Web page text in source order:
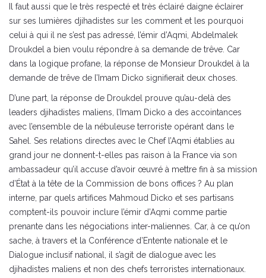
Il faut aussi que le très respecté et très éclairé daigne éclairer
sur ses lumières djihadistes sur les comment et les pourquoi
celui à qui il ne s’est pas adressé, l’émir d’Aqmi, Abdelmalek
Droukdel a bien voulu répondre à sa demande de trêve. Car
dans la logique profane, la réponse de Monsieur Droukdel à la
demande de trêve de l’Imam Dicko signifierait deux choses.
D’une part, la réponse de Droukdel prouve qu’au-delà des
leaders djihadistes maliens, l’Imam Dicko a des accointances
avec l’ensemble de la nébuleuse terroriste opérant dans le
Sahel. Ses relations directes avec le Chef l’Aqmi établies au
grand jour ne donnent-t-elles pas raison à la France via son
ambassadeur qu’il accuse d’avoir œuvré à mettre fin à sa mission
d’État à la tête de la Commission de bons offices ? Au plan
interne, par quels artifices Mahmoud Dicko et ses partisans
comptent-ils pouvoir inclure l’émir d’Aqmi comme partie
prenante dans les négociations inter-maliennes. Car, à ce qu’on
sache, à travers et la Conférence d’Entente nationale et le
Dialogue inclusif national, il s’agit de dialogue avec les
djihadistes maliens et non des chefs terroristes internationaux.